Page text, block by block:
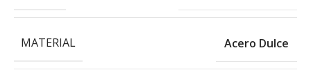
MATERIAL Acero Dulce